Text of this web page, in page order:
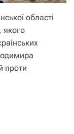
області
якого
проти